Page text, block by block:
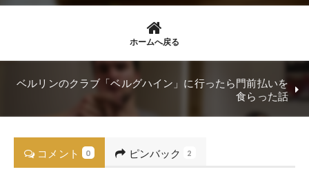
ホームへ戻る
ベルリンのクラブ「ベルグハイン」に行ったら門前払いを
食らった話
コメント 0 ピンバック 2